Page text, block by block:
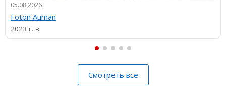
05.08.2026
Foton Auman
2023 г. в.
Смотреть все